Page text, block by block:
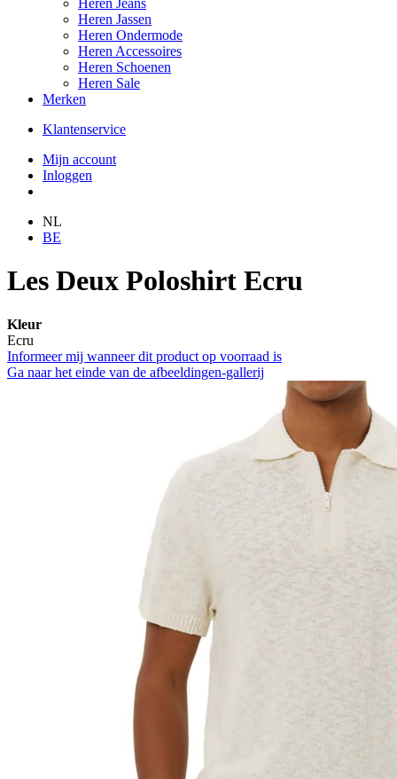
Heren Jeans
Heren Jassen
Heren Ondermode
Heren Accessoires
Heren Schoenen
Heren Sale
Merken
Klantenservice
Mijn account
Inloggen
NL
BE
Les Deux Poloshirt Ecru
Kleur
Ecru
Informeer mij wanneer dit product op voorraad is
Ga naar het einde van de afbeeldingen-gallerij